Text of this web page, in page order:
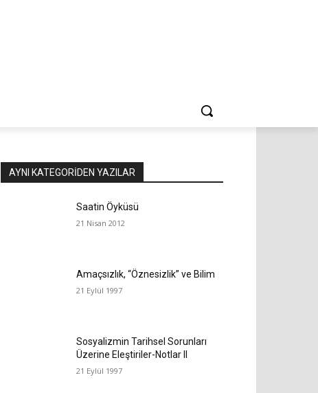
AYNI KATEGORIDEN YAZILAR
Saatin Öyküsü
21 Nisan 2012
Amaçsızlık, “Öznesizlik” ve Bilim
21 Eylül 1997
Sosyalizmin Tarihsel Sorunları
Üzerine Eleştiriler-Notlar II
21 Eylül 1997